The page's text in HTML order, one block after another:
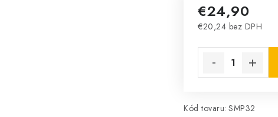
€24,90
€20,24 bez DPH
Kód tovaru: SMP32